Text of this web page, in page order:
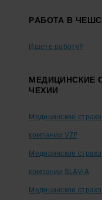
PАБОТА В
Ищете работу?
МЕДИЦИНСКИЕ
ЧЕХИИ
Медицинское
компании VZP
Медицинское
компании SLAVIA
Медицинское